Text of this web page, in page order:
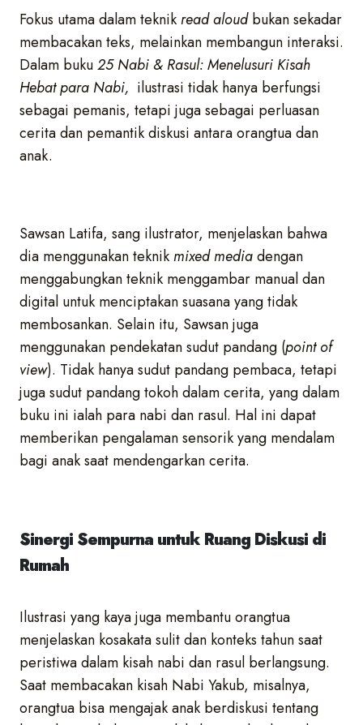
Fokus utama dalam teknikread aloudbukan sekadar
membacakan teks, melainkan membangun interaksi.
Dalam buku25 Nabi & Rasul: Menelusuri Kisah
Hebat para Nabi, ilustrasi tidak hanya berfungsi
sebagai pemanis, tetapi juga sebagai perluasan
cerita dan pemantik diskusi antara orangtua dan
anak.
Sawsan Latifa, sang ilustrator, menjelaskan bahwa
dia menggunakan teknikmixed mediadengan
menggabungkan teknik menggambar manual dan
digital untuk menciptakan suasana yang tidak
membosankan. Selain itu, Sawsan juga
menggunakan pendekatan sudut pandang (point of
view). Tidak hanya sudut pandang pembaca, tetapi
juga sudut pandang tokoh dalam cerita, yang dalam
buku ini ialah para nabi dan rasul. Hal ini dapat
memberikan pengalaman sensorik yang mendalam
bagi anak saat mendengarkan cerita.
Sinergi Sempurna untuk Ruang Diskusi di
Rumah
Ilustrasi yang kaya juga membantu orangtua
menjelaskan kosakata sulit dan konteks tahun saat
peristiwa dalam kisah nabi dan rasul berlangsung.
Saat membacakan kisah Nabi Yakub, misalnya,
orangtua bisa mengajak anak berdiskusi tentang